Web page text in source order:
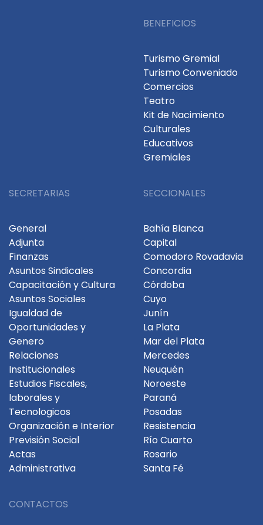
BENEFICIOS
Turismo Gremial
Turismo Conveniado
Comercios
Teatro
Kit de Nacimiento
Culturales
Educativos
Gremiales
SECRETARIAS
General
Adjunta
Finanzas
Asuntos Sindicales
Capacitación y Cultura
Asuntos Sociales
Igualdad de
Oportunidades y
Genero
Relaciones
Institucionales
Estudios Fiscales,
laborales y
Tecnologicos
Organización e Interior
Previsión Social
Actas
Administrativa
CONTACTOS
SECCIONALES
Bahía Blanca
Capital
Comodoro Rovadavia
Concordia
Córdoba
Cuyo
Junín
La Plata
Mar del Plata
Mercedes
Neuquén
Noroeste
Paraná
Posadas
Resistencia
Río Cuarto
Rosario
Santa Fé